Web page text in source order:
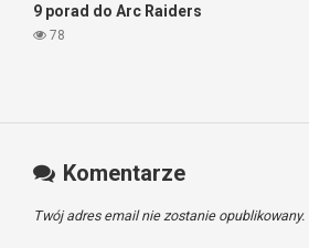
9 porad do Arc Raiders
78
Komentarze
Twój adres email nie zostanie opublikowany.